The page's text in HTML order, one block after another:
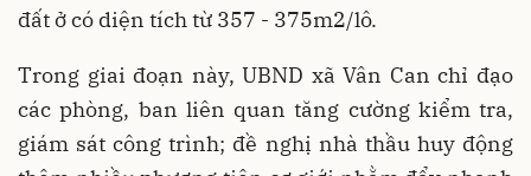
đất ở có diện tích từ 357 - 375m2/lô.
Trong giai đoạn này, UBND xã Vân Can chỉ đạo
các phòng, ban liên quan tăng cường kiểm tra,
giám sát công trình; đề nghị nhà thầu huy động